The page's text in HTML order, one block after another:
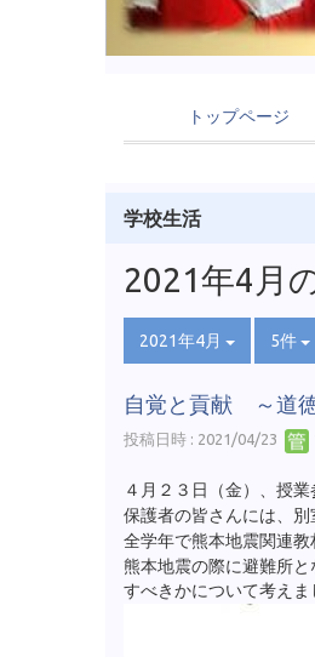
トップページ
学校生活
2021年4月
2021年4月 5件
自覚と貢献 ～道
投稿日時 : 2021/04/23
４月２３日（金）、授
保護者の皆さんには、別
全学年で熊本地震関連
熊本地震の際に避難所
すべきかについて考えま